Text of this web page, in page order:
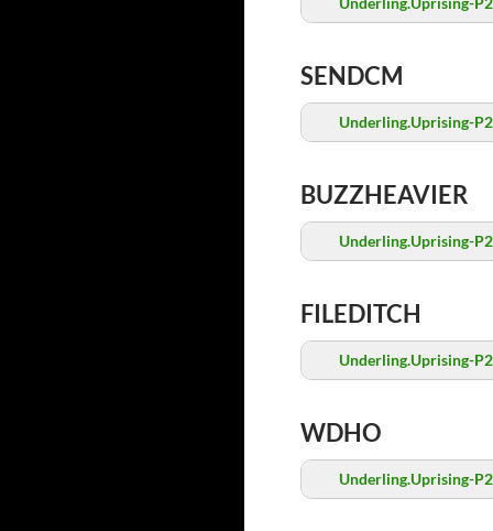
SENDCM
Underling.Uprising-
BUZZHEAVIER
Underling.Uprising-
FILEDITCH
Underling.Uprising-
WDHO
Underling.Uprising-